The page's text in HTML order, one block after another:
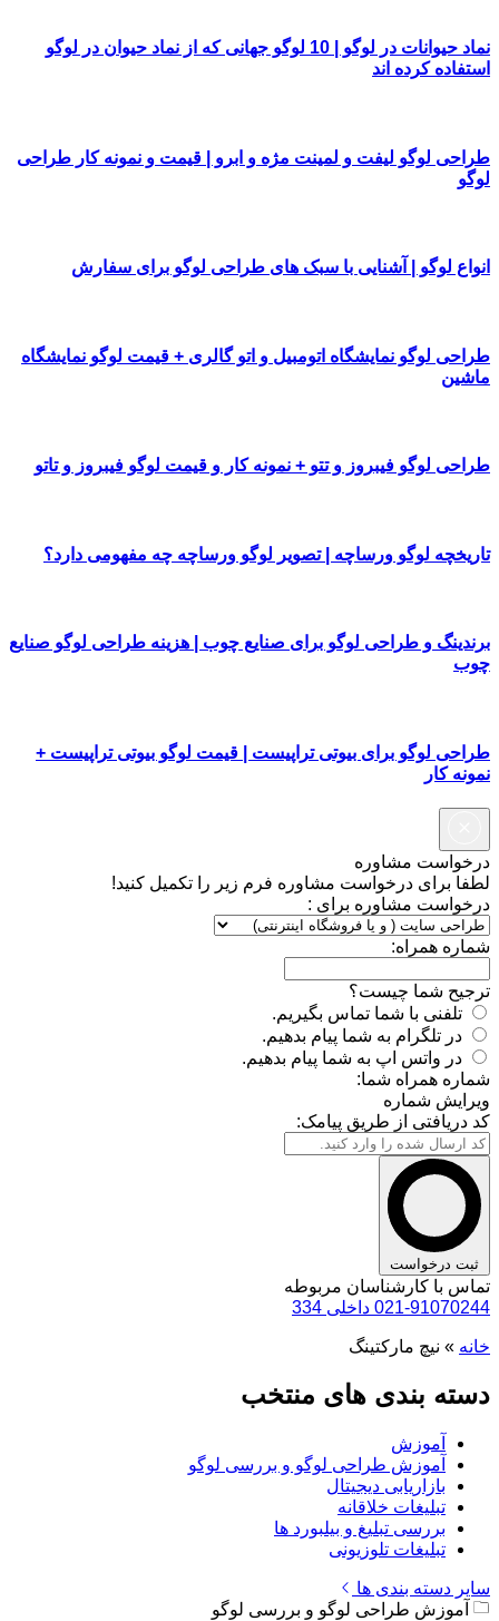
نماد حیوانات در لوگو | 10 لوگو جهانی که از نماد حیوان در لوگو
استفاده کرده اند
طراحی لوگو لیفت و لمینت مژه و ابرو | قیمت و نمونه کار طراحی
لوگو
انواع لوگو | آشنایی با سبک های طراحی لوگو برای سفارش
طراحی لوگو نمایشگاه اتومبیل و اتو گالری + قیمت لوگو نمایشگاه
ماشین
طراحی لوگو فیبروز و تتو + نمونه کار و قیمت لوگو فیبروز و تاتو
تاریخچه لوگو ورساچه | تصویر لوگو ورساچه چه مفهومی دارد؟
برندینگ و طراحی لوگو برای صنایع چوب | هزینه طراحی لوگو صنایع
چوب
طراحی لوگو برای بیوتی تراپیست | قیمت لوگو بیوتی تراپیست +
نمونه کار
درخواست مشاوره
لطفا برای درخواست مشاوره فرم زیر را تکمیل کنید!
درخواست مشاوره برای :
شماره همراه:
ترجیح شما چیست؟
تلفنی با شما تماس بگیریم.
در تلگرام به شما پیام بدهیم.
در واتس اپ به شما پیام بدهیم.
شماره همراه شما:
ویرایش شماره
کد دریافتی از طریق پیامک:
ثبت درخواست
تماس با کارشناسان مربوطه
021-91070244 داخلی 334
خانه » نیچ مارکتینگ
دسته بندی های منتخب
آموزش
آموزش طراحی لوگو و بررسی لوگو
بازاریابی دیجیتال
تبلیغات خلاقانه
بررسی تبلیغ و بیلبورد ها
تبلیغات تلوزیونی
سایر دسته بندی ها
آموزش طراحی لوگو و بررسی لوگو